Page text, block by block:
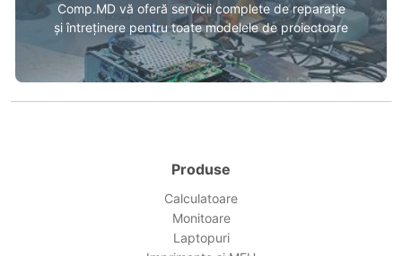
Comp.MD vă oferă servicii complete de reparație
și întreținere pentru toate modelele de proiectoare
Produse
Calculatoare
Monitoare
Laptopuri